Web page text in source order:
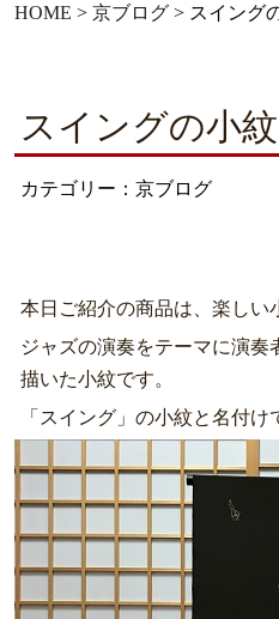
HOME > 京ブログ> スイング
スイングの小紋
カテゴリー：京ブログ
本日ご紹介の商品は、楽しい
ジャズの演奏をテーマに演
描いた小紋です。
「スイング」の小紋と名付け